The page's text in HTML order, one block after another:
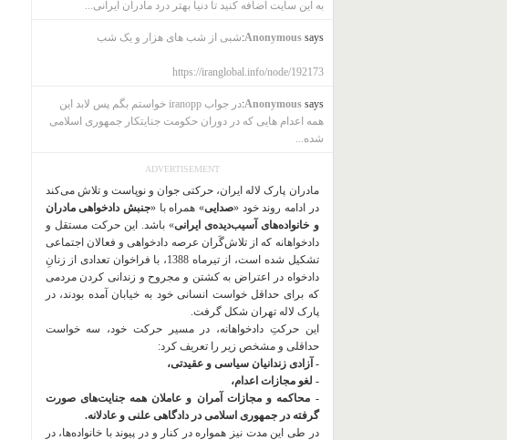
به این سایت اضافه کنید تا دنیا بهتر درد مادران ایرانی...
Anonymoussays: شبی از شب های هزار و یک شب
https://iranglobal.info/node/192173
Anonymoussays:
در جواب iranopp خواستم بگم پس لابد این
همه اعدام هایی که در دوران حکومت جنایتکار جمهوری اسلامی
شده...
ADVERTISEMENT
مادران پارک لاله ایران، حرکتی جوان و نوپاست و تلاش می‌کند
در ادامه روند خود «صدایی» همراه با «جنبش دادخواهی مادران
و خانواده‌های آسیب‌دیده‌ی ایرانی» باشد. این حرکت مستقل و
دادخواهانه که از تلاش‌گَران عرصه دادخواهی و فعالان اجتماعی
تشکیل شده است، از تیرماه 1388، با فراخوان تعدادی از زنانِ
دادخواه در اعتراض به کشتن و مجروح و زندانی کردن مردمی
که برای حداقل خواست انسانی خود به خیابان آمده بودند، در
پارک لاله تهران شکل گرفت.
این حرکتِ دادخواهانه، در مسیر حرکت خود، سه خواست
حداقلی و مشخص زیر را تعریف کرد:
- آزادی زندانیان سیاسی و عقیدتی،
- لغو مجازات اعدام،
- محاکمه و مجازات آمران و عاملان همه جنایت‌های صورت
گرفته در جمهوری اسلامی در دادگاهی علنی و عادلانه.
در طی این مدت نیز همواره در کنار و در پیوند با خانواده‌ها، در